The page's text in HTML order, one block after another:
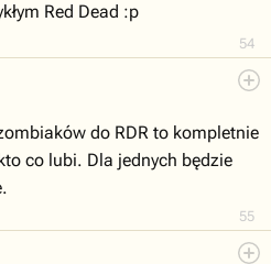
54
Red Dead :p
55
do RDR to kompletnie
co lubi. Dla jednych będzie